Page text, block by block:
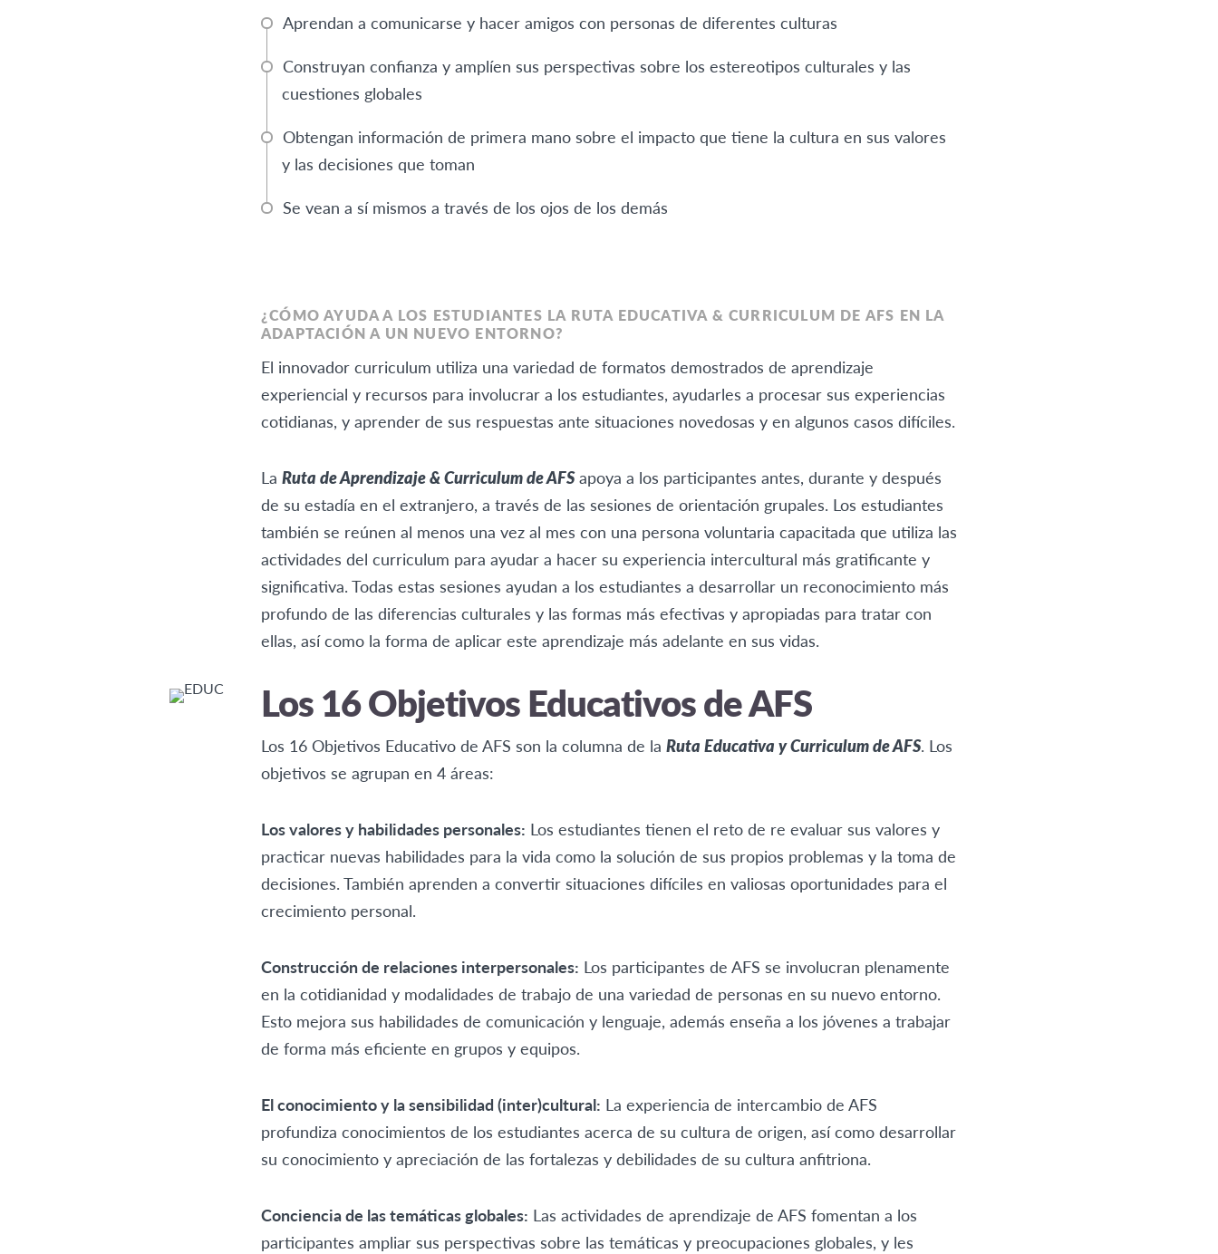
Aprendan a comunicarse y hacer amigos con personas de diferentes culturas
Construyan confianza y amplíen sus perspectivas sobre los estereotipos culturales y las
cuestiones globales
Obtengan información de primera mano sobre el impacto que tiene la cultura en sus valores
y las decisiones que toman
Se vean a sí mismos a través de los ojos de los demás
¿CÓMO AYUDA A LOS ESTUDIANTES LA RUTA EDUCATIVA & CURRICULUM DE AFS EN LA
ADAPTACIÓN A UN NUEVO ENTORNO?
El innovador curriculum utiliza una variedad de formatos demostrados de aprendizaje
experiencial y recursos para involucrar a los estudiantes, ayudarles a procesar sus experiencias
cotidianas, y aprender de sus respuestas ante situaciones novedosas y en algunos casos difíciles.
La Ruta de Aprendizaje & Curriculum de AFSapoya a los participantes antes, durante y después
de su estadía en el extranjero, a través de las sesiones de orientación grupales. Los estudiantes
también se reúnen al menos una vez al mes con una persona voluntaria capacitada que utiliza las
actividades del curriculum para ayudar a hacer su experiencia intercultural más gratificante y
significativa. Todas estas sesiones ayudan a los estudiantes a desarrollar un reconocimiento más
profundo de las diferencias culturales y las formas más efectivas y apropiadas para tratar con
ellas, así como la forma de aplicar este aprendizaje más adelante en sus vidas.
Los 16 Objetivos Educativos de AFS
Los 16 Objetivos Educativo de AFS son la columna de la Ruta Educativa y Curriculum de AFS. Los
objetivos se agrupan en 4 áreas:
Los valores y habilidades personales: Los estudiantes tienen el reto de re evaluar sus valores y
practicar nuevas habilidades para la vida como la solución de sus propios problemas y la toma de
decisiones. También aprenden a convertir situaciones difíciles en valiosas oportunidades para el
crecimiento personal.
Construcción de relaciones interpersonales: Los participantes de AFS se involucran plenamente
en la cotidianidad y modalidades de trabajo de una variedad de personas en su nuevo entorno.
Esto mejora sus habilidades de comunicación y lenguaje, además enseña a los jóvenes a trabajar
de forma más eficiente en grupos y equipos.
El conocimiento y la sensibilidad (inter)cultural: La experiencia de intercambio de AFS
profundiza conocimientos de los estudiantes acerca de su cultura de origen, así como desarrollar
su conocimiento y apreciación de las fortalezas y debilidades de su cultura anfitriona.
Conciencia de las temáticas globales: Las actividades de aprendizaje de AFS fomentan a los
participantes ampliar sus perspectivas sobre las temáticas y preocupaciones globales, y les